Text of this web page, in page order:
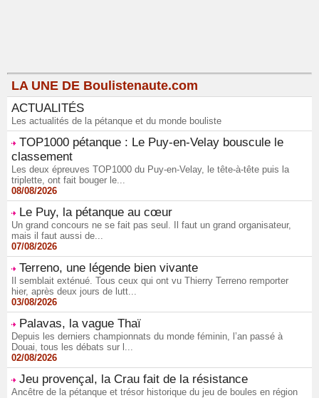
LA UNE DE Boulistenaute.com
ACTUALITÉS
Les actualités de la pétanque et du monde bouliste
TOP1000 pétanque : Le Puy-en-Velay bouscule le
classement
Les deux épreuves TOP1000 du Puy-en-Velay, le tête-à-tête puis la
triplette, ont fait bouger le...
08/08/2026
Le Puy, la pétanque au cœur
Un grand concours ne se fait pas seul. Il faut un grand organisateur,
mais il faut aussi de...
07/08/2026
Terreno, une légende bien vivante
Il semblait exténué. Tous ceux qui ont vu Thierry Terreno remporter
hier, après deux jours de lutt...
03/08/2026
Palavas, la vague Thaï
Depuis les derniers championnats du monde féminin, l’an passé à
Douai, tous les débats sur l...
02/08/2026
Jeu provençal, la Crau fait de la résistance
Ancêtre de la pétanque et trésor historique du jeu de boules en région